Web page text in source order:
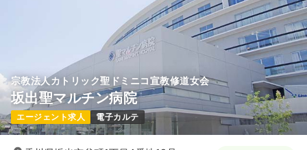
宗教法人カトリック聖ドミニコ宣教修道女会
坂出聖マルチン病院
エージェント求人 電子カルテ